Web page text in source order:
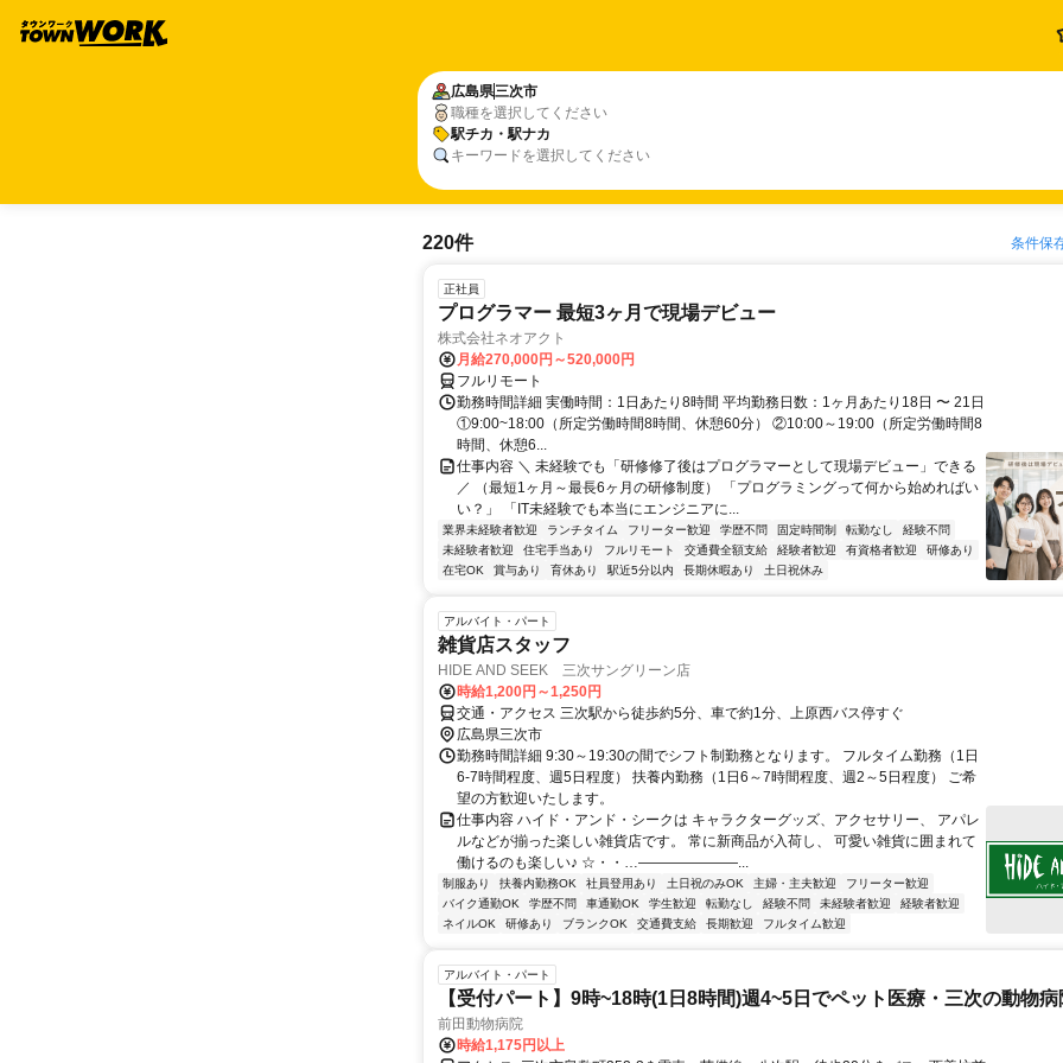
広島県三次市
職種を選択してください
駅チカ・駅ナカ
キーワードを選択してください
220件 条件保
正社員
プログラマー 最短3ヶ月で現場デビュー
株式会社ネオアクト
月給270,000円～520,000円
フルリモート
勤務時間詳細 実働時間：1日あたり8時間 平均勤務日数：1ヶ月あたり18日 〜 21日
①9:00~18:00（所定労働時間8時間、休憩60分） ②10:00～19:00（所定労働時間8
時間、休憩6...
仕事内容 ＼ 未経験でも「研修修了後はプログラマーとして現場デビュー」できる
／ （最短1ヶ月～最長6ヶ月の研修制度） 「プログラミングって何から始めればい
い？」 「IT未経験でも本当にエンジニアに...
業界未経験者歓迎 ランチタイム フリーター歓迎 学歴不問 固定時間制 転勤なし
経験不問
未経験者歓迎
住宅手当あり フルリモート 交通費全額支給 経験者歓迎 有資格者歓迎
研修あり
在宅OK
賞与あり 育休あり 駅近5分以内 長期休暇あり 土日祝休み
アルバイト・パート
雑貨店スタッフ
HIDE AND SEEK 三次サングリーン店
時給1,200円～1,250円
交通・アクセス 三次駅から徒歩約5分、車で約1分、上原西バス停すぐ
広島県三次市
勤務時間詳細 9:30～19:30の間でシフト制勤務となります。 フルタイム勤務（1日
6-7時間程度、週5日程度） 扶養内勤務（1日6～7時間程度、週2～5日程度） ご希
望の方歓迎いたします。
仕事内容 ハイド・アンド・シークは キャラクターグッズ、アクセサリー、 アパレ
ルなどが揃った楽しい雑貨店です。 常に新商品が入荷し、 可愛い雑貨に囲まれて
働けるのも楽しい♪ ☆・・…―――――――...
制服あり 扶養内勤務OK 社員登用あり 土日祝のみOK 主婦・主夫歓迎
フリーター歓迎
バイク通勤OK
学歴不問 車通勤OK 学生歓迎 転勤なし 経験不問 未経験者歓迎
経験者歓迎
ネイルOK
研修あり ブランクOK 交通費支給 長期歓迎 フルタイム歓迎
アルバイト・パート
【受付パート】9時~18時(1日8時間)週4~5日でペット医療・三次の動物病
前田動物病院
時給1,175円以上